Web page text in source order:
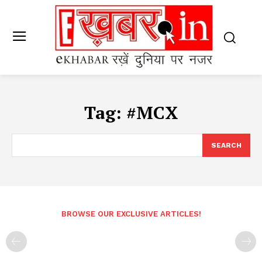
Tag: #MCX
SEARCH
BROWSE OUR EXCLUSIVE ARTICLES!